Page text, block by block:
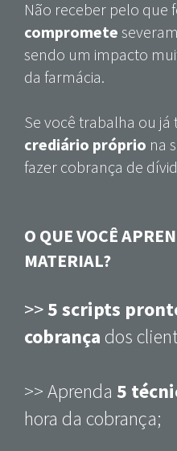
Não receber pelo que
compromete
sendo um impacto
da farmácia.
Se você trabalha ou
crediário próprio na
fazer cobrança de
O QUE VOCÊ
MATERIAL?
>>5 scripts
cobrança dos
>> Aprenda 5
hora da cobrança;